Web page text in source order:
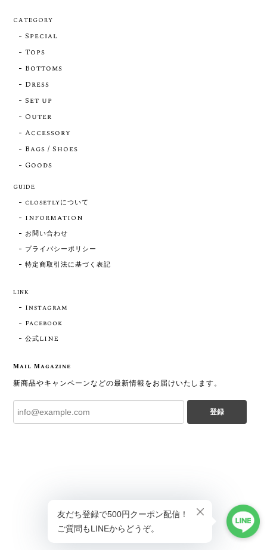
CATEGORY
Special
Tops
Bottoms
Dress
Set up
Outer
Accessory
Bags / Shoes
Goods
GUIDE
closetlyについて
INFORMATION
お問い合わせ
プライバシーポリシー
特定商取引法に基づく表記
LINK
Instagram
Facebook
公式LINE
Mail Magazine
新商品やキャンペーンなどの最新情報をお届けいたします。
登録